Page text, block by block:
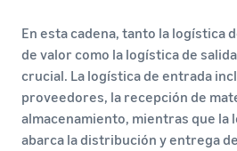
En esta cadena, tanto la logística
de valor como la logística de
crucial. La logística de entrada
proveedores, la recepción de
almacenamiento, mientras que la
abarca la distribución y entrega